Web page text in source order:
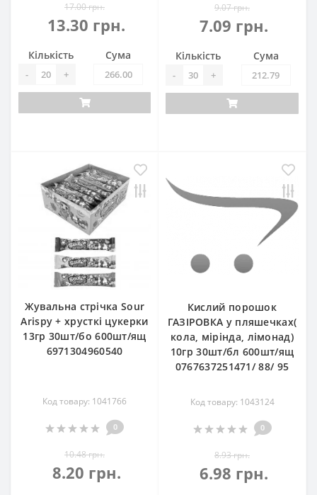
17.00 грн.
13.30 грн.
Кількість
- +
Сума
9.07 грн.
7.09 грн.
Кількість
- +
Сума
Жувальна стрічка Sour
Arispy + хрусткі цукерки
13гр 30шт/бо 600шт/ящ
6971304960540
Код товару: 1041766
0
10.48 грн.
8.20 грн.
Кислий порошок
ГАЗІРОВКА у пляшечках(
кола, мірінда, лімонад)
10гр 30шт/бл 600шт/ящ
0767637251471/ 88/ 95
Код товару: 1043124
0
8.93 грн.
6.98 грн.